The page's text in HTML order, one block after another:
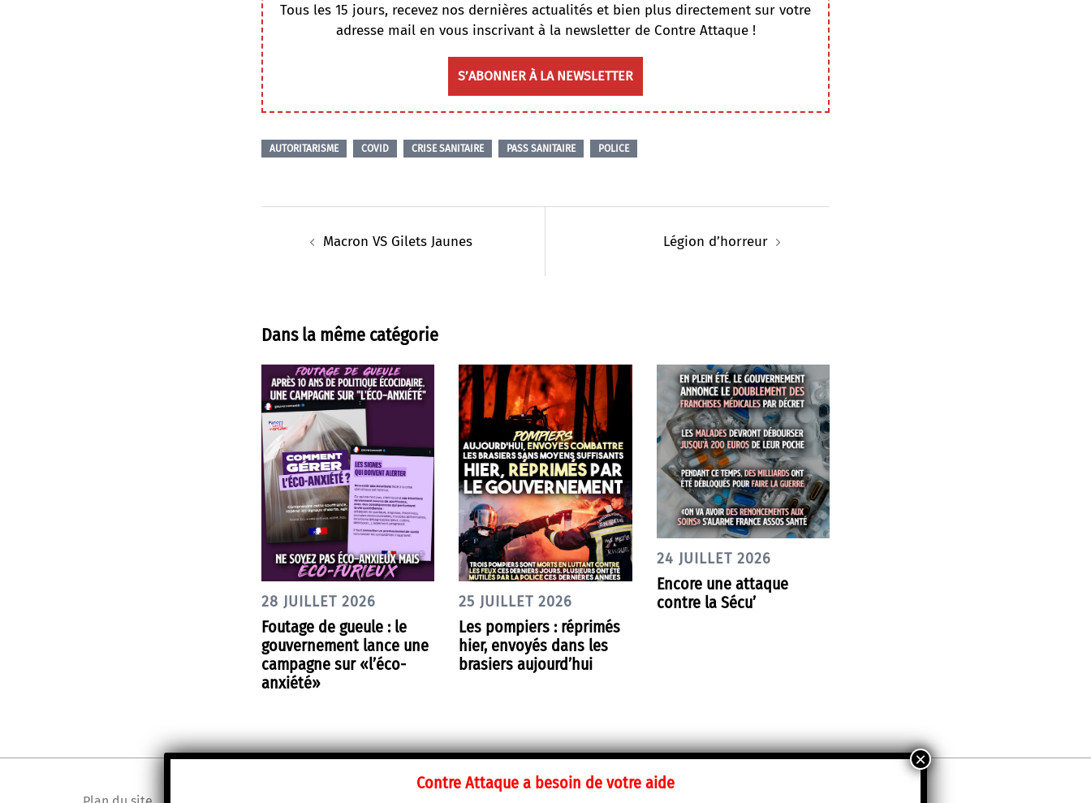
Tous les 15 jours, recevez nos dernières actualités et bien plus directement sur votre
adresse mail en vous inscrivant à la newsletter de Contre Attaque !
S’ABONNER À LA NEWSLETTER
AUTORITARISME COVID CRISE SANITAIRE PASS SANITAIRE POLICE
d’articleMacron VS Gilets Jaunes Légion d’horreur
Dans la même catégorie
28 JUILLET 2026
Foutage de gueule : le
gouvernement lance une
campagne sur «l’éco-
anxiété»
25 JUILLET 2026
Les pompiers : réprimés
hier, envoyés dans les
brasiers aujourd’hui
24 JUILLET 2026
Encore une attaque
contre la Sécu’
Contre Attaque a besoin de votre aide